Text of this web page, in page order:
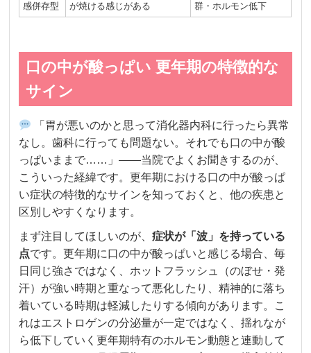
感併存型
が焼ける感じがある
群・ホルモン低下
口の中が酸っぱい 更年期の特徴的な
サイン
「胃が悪いのかと思って消化器内科に行ったら異常
なし。歯科に行っても問題ない。それでも口の中が酸
っぱいままで……」——当院でよくお聞きするのが、
こういった経緯です。更年期における口の中が酸っぱ
い症状の特徴的なサインを知っておくと、他の疾患と
区別しやすくなります。
まず注目してほしいのが、症状が「波」を持っている
点です。更年期に口の中が酸っぱいと感じる場合、毎
日同じ強さではなく、ホットフラッシュ（のぼせ・発
汗）が強い時期と重なって悪化したり、精神的に落ち
着いている時期は軽減したりする傾向があります。こ
れはエストロゲンの分泌量が一定ではなく、揺れなが
ら低下していく更年期特有のホルモン動態と連動して